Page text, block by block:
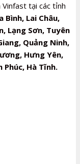
tại các tỉnh
Bình, Lai Châu,
Lạng Sơn, Tuyên
Quảng Ninh,
Hưng Yên,
Phúc, Hà Tĩnh.